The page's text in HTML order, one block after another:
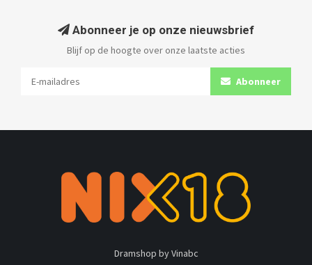
Abonneer je op onze nieuwsbrief
Blijf op de hoogte over onze laatste acties
Abonneer
Dramshop by Vinabc